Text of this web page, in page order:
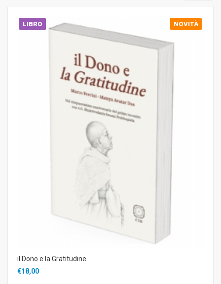
LIBRO NOVITÀ
il Dono e la Gratitudine
€18,00